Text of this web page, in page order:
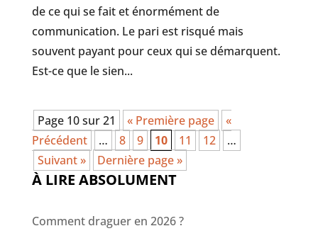
de ce qui se fait et énormément de
communication. Le pari est risqué mais
souvent payant pour ceux qui se démarquent.
Est-ce que le sien...
Page 10 sur 21 « Première page
«
Précédent
… 8 9 10 11 12
…
Suivant »
Dernière page »
À LIRE ABSOLUMENT
Comment draguer en 2026 ?